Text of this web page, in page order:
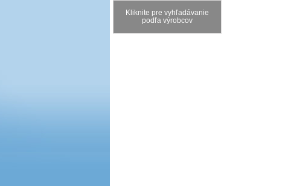
Kliknite pre vyhľadávanie
podľa výrobcov